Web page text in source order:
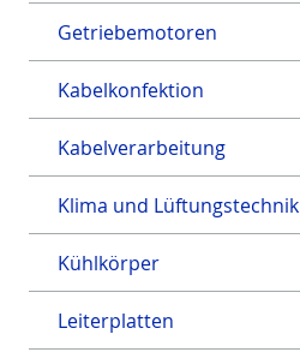
Getriebemotoren
Kabelkonfektion
Kabelverarbeitung
Klima und Lüftungstechnik
Kühlkörper
Leiterplatten